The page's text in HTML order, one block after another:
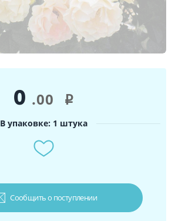
0 .00 i
В упаковке: 1 штука
Сообщить о поступлении